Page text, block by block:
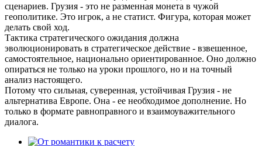
сценариев. Грузия - это не разменная монета в чужой
геополитике. Это игрок, а не статист. Фигура, которая может
делать свой ход.
Тактика стратегического ожидания должна
эволюционировать в стратегическое действие - взвешенное,
самостоятельное, национально ориентированное. Оно должно
опираться не только на уроки прошлого, но и на точный
анализ настоящего.
Потому что сильная, суверенная, устойчивая Грузия - не
альтернатива Европе. Она - ее необходимое дополнение. Но
только в формате равноправного и взаимоуважительного
диалога.